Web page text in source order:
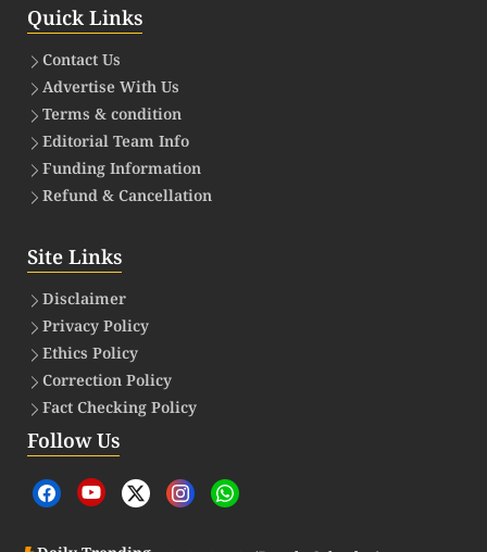
Quick Links
Contact Us
Advertise With Us
Terms & condition
Editorial Team Info
Funding Information
Refund & Cancellation
Site Links
Disclaimer
Privacy Policy
Ethics Policy
Correction Policy
Fact Checking Policy
Follow Us